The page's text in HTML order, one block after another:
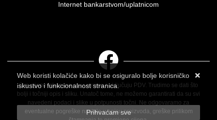
Internet bankarstvom/uplatnicom
Sve cijene iskazane su u eurima i uključuju PDV. Trudimo se dati što
bolji i točniji opis i sliku. Unatoč tome, ne možemo garantirati da su svi
navedeni podaci i slike u potpunosti točni. Ne odgovaramo za
eventualne pogreške nastale u opisu proizvoda, greške prilikom
Web koristi kolačiće kako bi se osiguralo bolje korisničko
iskustvo i funkcionalnost stranica.
Više informacija o kolačićima možete pročitati ovdje
Prihvaćam sve